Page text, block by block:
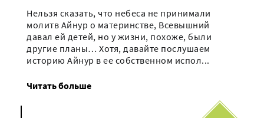
Нельзя сказать, что небеса не принимали
молитв Айнур о материнстве, Всевышний
давал ей детей, но у жизни, похоже, были
другие планы… Хотя, давайте послушаем
историю Айнур в ее собственном испол...
Читать больше